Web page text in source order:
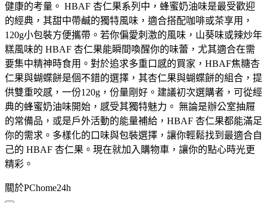
健康的考量。 HBAF 杏仁果系列中，蜂蜜奶油味是最受歡迎
的經典，其甜中帶鹹的獨特風味，適合搭配咖啡或茶享用，
120g小包裝方便攜帶。若你偏愛刺激的風味，山葵味或辣炒年
糕風味的 HBAF 杏仁果能瞬間喚醒你的味蕾，尤其適合在需
要集中精神時食用。對於追求多重口感的買家，HBAF焦糖杏
仁果與蝴蝶餅是個不錯的選擇，其杏仁果與蝴蝶餅的組合，提
供雙重咬感，一份120g，份量剛好。建議初次選購者，可從經
典的蜂蜜奶油味開始，感受其獨特魅力。 無論是辦公室抽屜
的常備品，或是戶外活動的能量補給，HBAF 杏仁果都能滿足
你的需求。多樣化的口味與包裝選擇，讓你輕鬆找到最適合自
己的 HBAF 杏仁果。現在就加入購物車，讓你的點心時光更
精彩。
關於PChome24h